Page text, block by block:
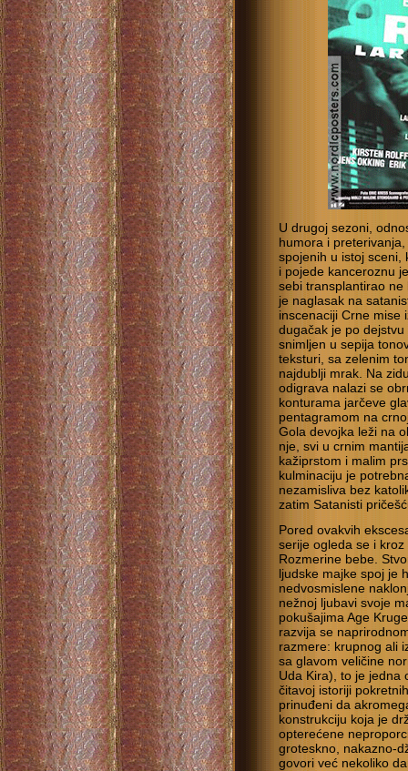
U drugoj sezoni,
humora i
spojenih u istoj sceni,
i pojede kanceroznu
sebi transplantirao ne
je naglasak na
inscenaciji Crne mise
dugačak je po
snimljen u sepija
teksturi, sa zelenim
najdublji mrak. Na
odigrava nalazi se
konturama jarčeve
pentagramom na
Gola devojka leži na
nje, svi u crnim
kažiprstom i malim
kulminaciju je
nezamisliva bez
zatim Satanisti
Pored ovakvih
serije ogleda se i
Rozmerine bebe.
ljudske majke spoj je
nedvosmislene
nežnoj ljubavi svoje
pokušajima Age
razvija se
razmere: krupnog ali
sa glavom veličine
Uda Kira), to je jedna
čitavoj istoriji
prinuđeni da
konstrukciju koja je
opterećene
groteskno, nakazno-
govori već nekoliko